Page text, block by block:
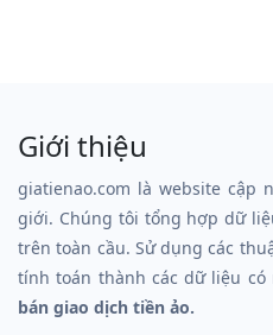
Giới thiệu
giatienao.com là website
giới. Chúng tôi tổng hợp dữ
trên toàn cầu. Sử dụng các
tính toán thành các dữ liệu
bán giao dịch tiền ảo.